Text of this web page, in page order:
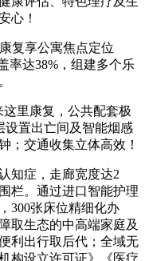
心！
复享公寓焦点定位
率达38%，组建多个乐
里康复，公共配套极
设置出亡间及智能烟感
；交通收集立体高效！
症，走廊宽度达2
栏。通过进口智能护理
300张床位精细化办
取生态的中高端家庭及
利出行取后代；全域无
构设立许可证》《医疗